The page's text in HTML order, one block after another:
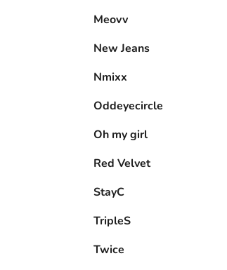
Meovv
New Jeans
Nmixx
Oddeyecircle
Oh my girl
Red Velvet
StayC
TripleS
Twice